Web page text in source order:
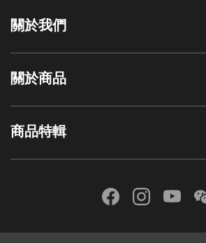
關於我們
關於商品
商品特輯